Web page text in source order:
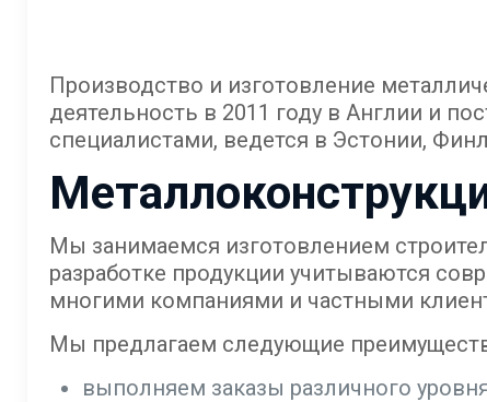
Производство и изготовление
деятельность в 2011 году в Англии и
специалистами, ведется в Эстонии,
Мы занимаемся изготовлением
разработке продукции учитываются
многими компаниями и частными
Мы предлагаем следующие
выполняем заказы различного